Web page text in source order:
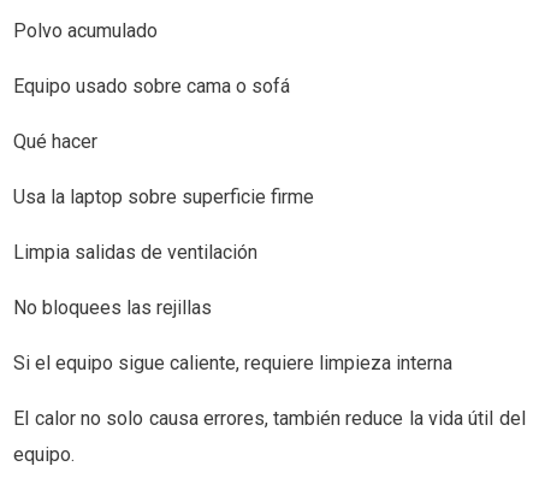
Polvo acumulado
Equipo usado sobre cama o sofá
Qué hacer
Usa la laptop sobre superficie firme
Limpia salidas de ventilación
No bloquees las rejillas
Si el equipo sigue caliente, requiere limpieza interna
El calor no solo causa errores, también reduce la vida útil del
equipo.